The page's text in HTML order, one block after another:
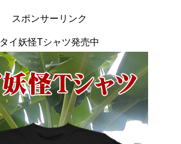
スポンサーリンク
タイ妖怪Tシャツ発売中